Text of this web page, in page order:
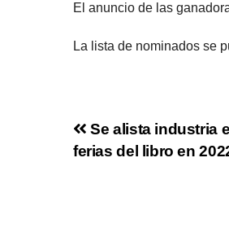
El anuncio de las
La lista de nominados se
Se alista industria
ferias del libro en